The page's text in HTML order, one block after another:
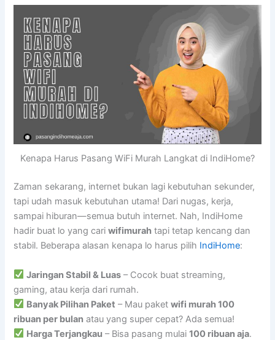
Kenapa Harus Pasang WiFi Murah Langkat di IndiHome?
Zaman sekarang, internet bukan lagi kebutuhan sekunder,
tapi udah masuk kebutuhan utama! Dari nugas, kerja,
sampai hiburan—semua butuh internet. Nah, IndiHome
hadir buat lo yang cariwifimurah tapi tetap kencang dan
stabil. Beberapa alasan kenapa lo harus pilih IndiHome:
Jaringan Stabil & Luas – Cocok buat streaming,
gaming, atau kerja dari rumah.
Banyak Pilihan Paket – Mau paketwifi murah 100
ribuan per bulan atau yang super cepat? Ada semua!
Harga Terjangkau – Bisa pasang mulai100 ribuan aja.